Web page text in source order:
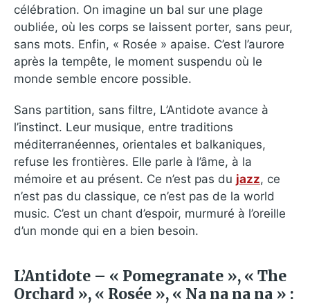
célébration. On imagine un bal sur une plage
oubliée, où les corps se laissent porter, sans peur,
sans mots. Enfin, « Rosée » apaise. C’est l’aurore
après la tempête, le moment suspendu où le
monde semble encore possible.
Sans partition, sans filtre, L’Antidote avance à
l’instinct. Leur musique, entre traditions
méditerranéennes, orientales et balkaniques,
refuse les frontières. Elle parle à l’âme, à la
mémoire et au présent. Ce n’est pas du jazz, ce
n’est pas du classique, ce n’est pas de la world
music. C’est un chant d’espoir, murmuré à l’oreille
d’un monde qui en a bien besoin.
L’Antidote – « Pomegranate », « The
Orchard », « Rosée », « Na na na na » :